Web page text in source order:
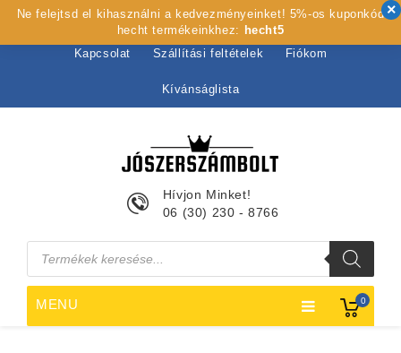
Kezdőlap Rólunk Webshop Szolgáltatások
Kapcsolat Szállítási feltételek Fiókom
Kívánságlista
0
Hívjon Minket!
06 (30) 230 - 8766
Products
search
MENU
Ne felejtsd el kihasználni a kedvezményeinket! 5%-os kuponkód
hecht termékeinkhez: hecht5